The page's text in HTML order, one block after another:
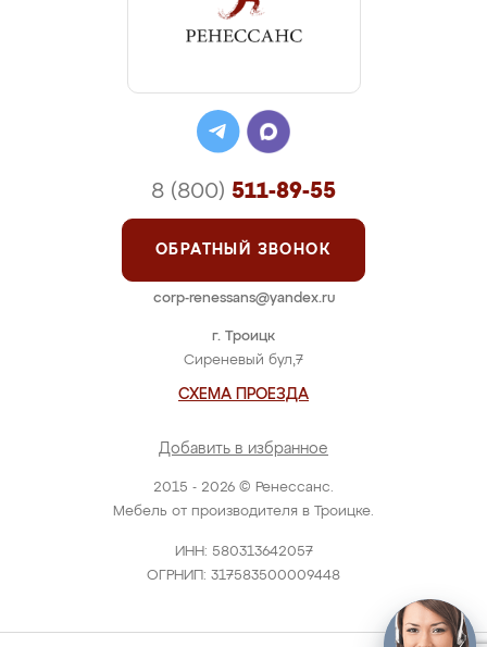
2015 - 2026 © Ренессанс.
Мебель от производителя в Троицке.
ИНН: 580313642057
ОГРНИП: 317583500009448
г. Троицк
Сиреневый бул,7
СХЕМА ПРОЕЗДА
Добавить в избранное
8 (800) 511-89-55
ОБРАТНЫЙ ЗВОНОК
corp-renessans@yandex.ru